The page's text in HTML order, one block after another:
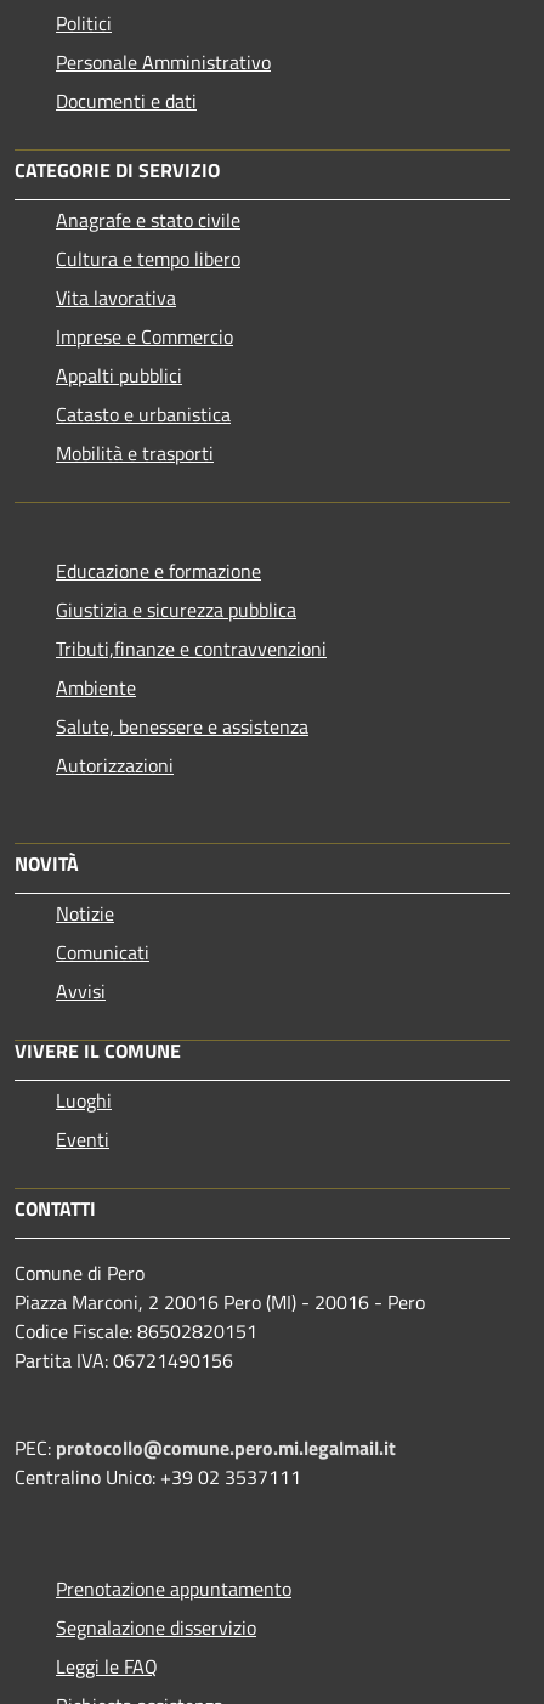
Politici
Personale Amministrativo
Documenti e dati
CATEGORIE DI SERVIZIO
Anagrafe e stato civile
Cultura e tempo libero
Vita lavorativa
Imprese e Commercio
Appalti pubblici
Catasto e urbanistica
Mobilità e trasporti
Educazione e formazione
Giustizia e sicurezza pubblica
Tributi,finanze e contravvenzioni
Ambiente
Salute, benessere e assistenza
Autorizzazioni
NOVITÀ
Notizie
Comunicati
Avvisi
VIVERE IL COMUNE
Luoghi
Eventi
CONTATTI
Comune di Pero
Piazza Marconi, 2 20016 Pero (MI) - 20016 - Pero
Codice Fiscale: 86502820151
Partita IVA: 06721490156
PEC: protocollo@comune.pero.mi.legalmail.it
Centralino Unico: +39 02 3537111
Prenotazione appuntamento
Segnalazione disservizio
Leggi le FAQ